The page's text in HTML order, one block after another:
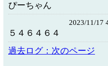
ぴーちゃん
2023/11/17
５４６４６４
過去ログ：次のページ